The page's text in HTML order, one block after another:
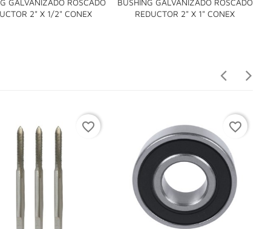
2" X 1/2" CONEX

REDUCTOR 2" X 1" CONEX

favorite_border favorite_border